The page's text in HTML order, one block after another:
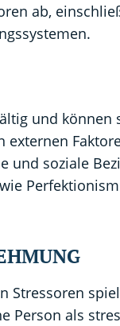
ab,
und können
externen
und soziale
Stressoren
Person als